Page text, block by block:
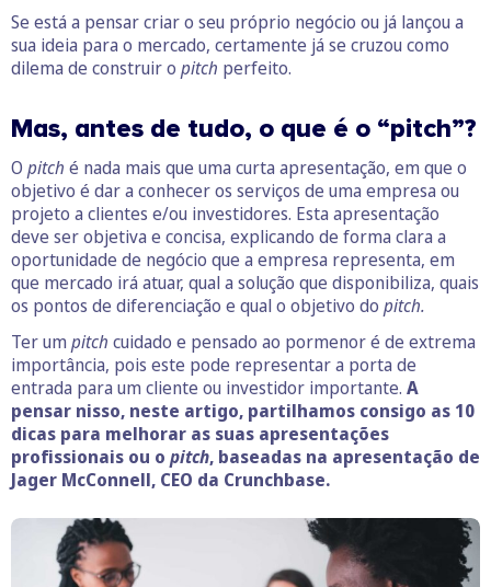
Se está a pensar criar o seu próprio negócio ou já lançou a
sua ideia para o mercado, certamente já se cruzou como
dilema de construir o pitch perfeito.
Mas, antes de tudo, o que é o “pitch”?
O pitch é nada mais que uma curta apresentação, em que o
objetivo é dar a conhecer os serviços de uma empresa ou
projeto a clientes e/ou investidores. Esta apresentação
deve ser objetiva e concisa, explicando de forma clara a
oportunidade de negócio que a empresa representa, em
que mercado irá atuar, qual a solução que disponibiliza, quais
os pontos de diferenciação e qual o objetivo do pitch.
Ter um pitch cuidado e pensado ao pormenor é de extrema
importância, pois este pode representar a porta de
entrada para um cliente ou investidor importante. A
pensar nisso, neste artigo, partilhamos consigo as 10
dicas para melhorar as suas apresentações
profissionais ou o pitch, baseadas na apresentação de
Jager McConnell, CEO da Crunchbase.